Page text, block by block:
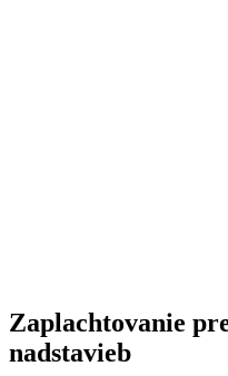
Zaplachtovanie
nadstavieb